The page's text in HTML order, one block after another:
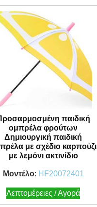
παιδική
ομπρέλα φρούτων
Δημιουργική παιδική
με σχέδιο καρπούζι
με λεμόνι ακτινίδιο
Μοντέλο: HF20072401
Λεπτομέρειες / Αγορά